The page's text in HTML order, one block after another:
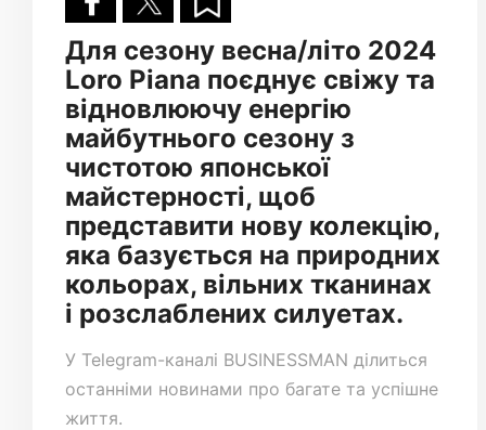
Для сезону весна/літо 2024
Loro Piana поєднує свіжу та
відновлюючу енергію
майбутнього сезону з
чистотою японської
майстерності, щоб
представити нову колекцію,
яка базується на природних
кольорах, вільних тканинах
і розслаблених силуетах.
У Telegram-каналі BUSINESSMAN ділиться
останніми новинами про багате та успішне
життя.